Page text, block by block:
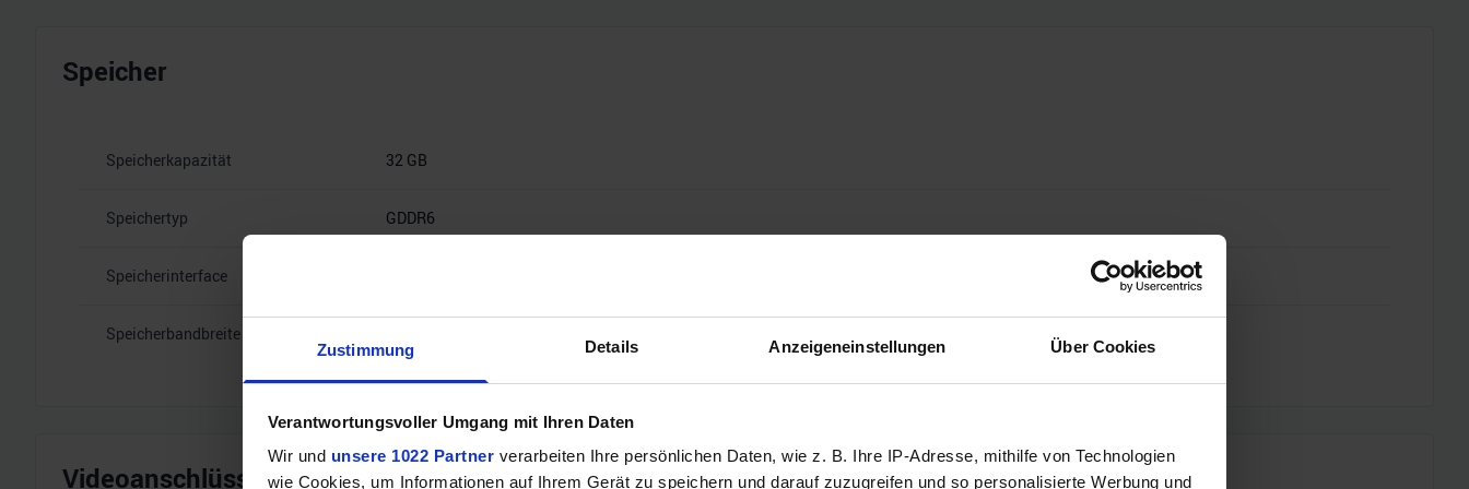
Zustimmung Details Anzeigeneinstellungen Über Cookies
Verantwortungsvoller Umgang mit Ihren Daten
Wir und unsere 1022 Partner verarbeiten Ihre persönlichen Daten, wie z. B. Ihre IP-Adresse, mithilfe von Technologien
wie Cookies, um Informationen auf Ihrem Gerät zu speichern und darauf zuzugreifen und so personalisierte Werbung und
Speicher
Speicherkapazität 32 GB
Speichertyp GDDR6
Speicherinterface
Speicherbandbreite
Videoanschlüsse